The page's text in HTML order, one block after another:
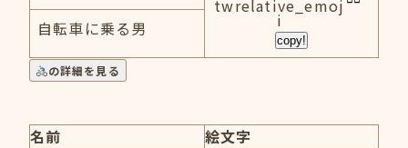
twrelative_emoj
i
copy!
自転車に乗る男
の詳細を見る
名前
絵文字